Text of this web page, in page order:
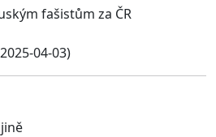
fašistům za ČR
04-03)